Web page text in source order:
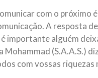
com o próximo
A resposta
importante alguém
(S.A.A.S.)
com vossas